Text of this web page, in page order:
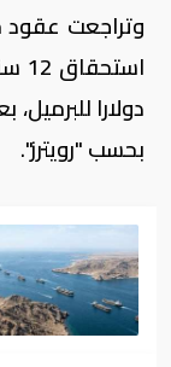
وتراجعت عقود
بحسب "رويترز".